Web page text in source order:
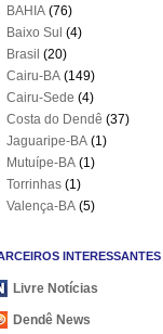
BAHIA (76)
Baixo Sul (4)
Brasil (20)
Cairu-BA (149)
Cairu-Sede (4)
Costa do Dendê (37)
Jaguaripe-BA (1)
Mutuípe-BA (1)
Torrinhas (1)
Valença-BA (5)
INTERESSANTES
Livre Notícias
Dendê News